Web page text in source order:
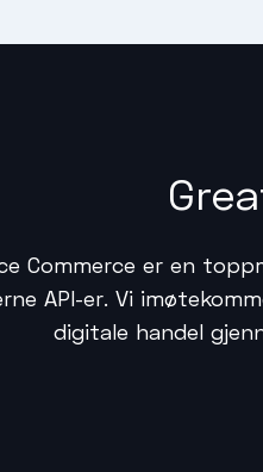
Commerce er en
API-er. Vi
digitale handel